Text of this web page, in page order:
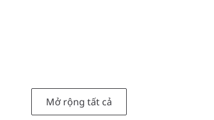
Mở rộng tất cả